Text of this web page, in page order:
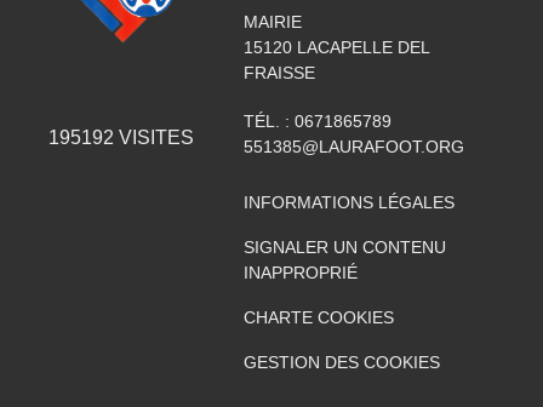
195192 VISITES
MAIRIE
15120 LACAPELLE DEL
FRAISSE
TÉL. : 0671865789
551385@LAURAFOOT.ORG
INFORMATIONS LÉGALES
SIGNALER UN CONTENU
INAPPROPRIÉ
CHARTE COOKIES
GESTION DES COOKIES